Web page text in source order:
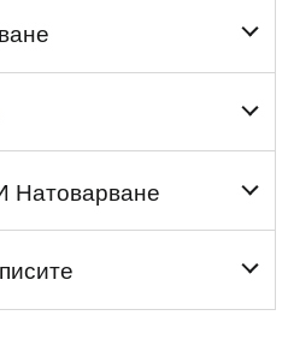
Натоварване